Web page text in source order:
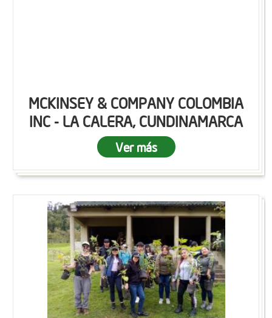
MCKINSEY & COMPANY COLOMBIA
INC - LA CALERA, CUNDINAMARCA
Ver más